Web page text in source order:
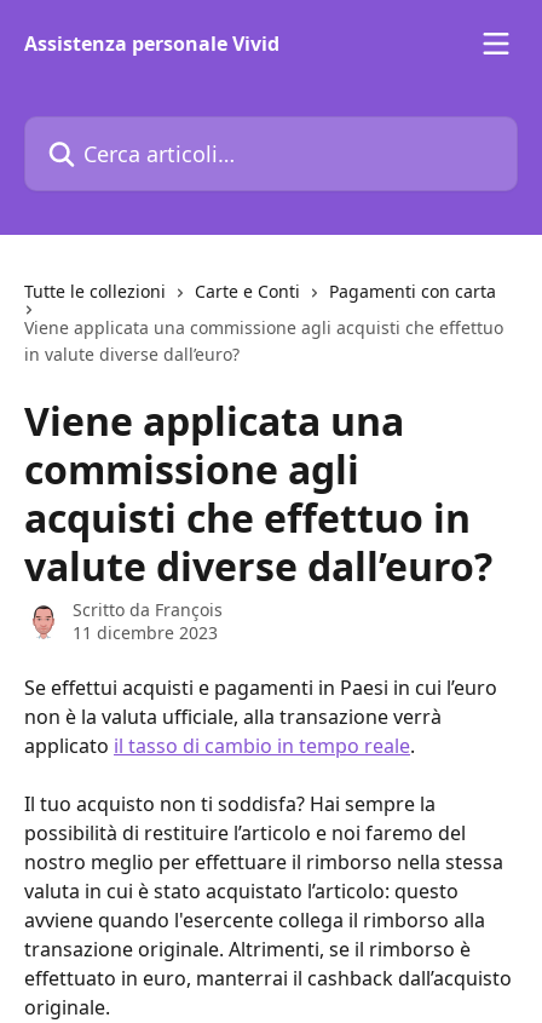
Assistenza personale Vivid
Cerca articoli…
Tutte le collezioni Carte e Conti
Pagamenti con carta
Viene applicata una commissione agli acquisti che effettuo
in valute diverse dall’euro?
Viene applicata una
commissione agli
acquisti che effettuo in
valute diverse dall’euro?
Scritto da François
11 dicembre 2023
Se effettui acquisti e pagamenti in Paesi in cui l’euro
non è la valuta ufficiale, alla transazione verrà
applicato il tasso di cambio in tempo reale.
Il tuo acquisto non ti soddisfa? Hai sempre la
possibilità di restituire l’articolo e noi faremo del
nostro meglio per effettuare il rimborso nella stessa
valuta in cui è stato acquistato l’articolo: questo
avviene quando l'esercente collega il rimborso alla
transazione originale. Altrimenti, se il rimborso è
effettuato in euro, manterrai il cashback dall’acquisto
originale.